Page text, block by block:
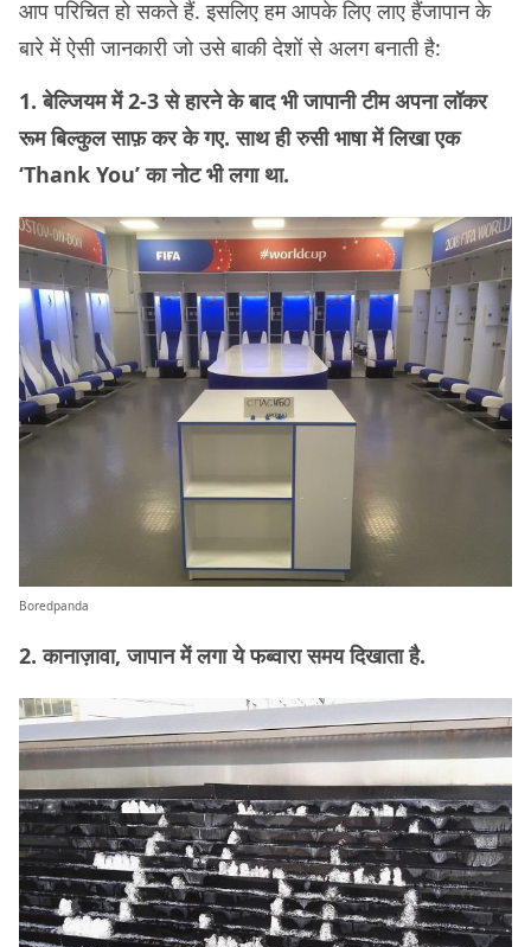
आप परिचित हो सकते हैं. इसलिए हम आपके लिए लाए हैंजापान के
बारे में ऐसी जानकारी जो उसे बाकी देशों से अलग बनाती है:
1. बेल्जियम में 2-3 से हारने के बाद भी जापानी टीम अपना लॉकर
रूम बिल्कुल साफ़ कर के गए. साथ ही रुसी भाषा में लिखा एक
‘Thank You’ का नोट भी लगा था.
Boredpanda
2. कानाज़ावा, जापान में लगा ये फब्वारा समय दिखाता है.